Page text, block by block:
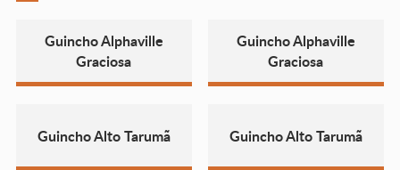
Guincho Alphaville
Graciosa
Guincho Alphaville
Graciosa
Guincho Alto Tarumã Guincho Alto Tarumã